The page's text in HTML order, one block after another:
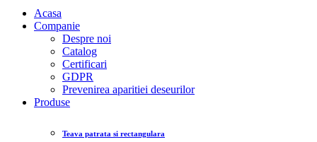
Acasa
Companie
Despre noi
Catalog
Certificari
GDPR
Prevenirea aparitiei deseurilor
Produse
Teava patrata si rectangulara